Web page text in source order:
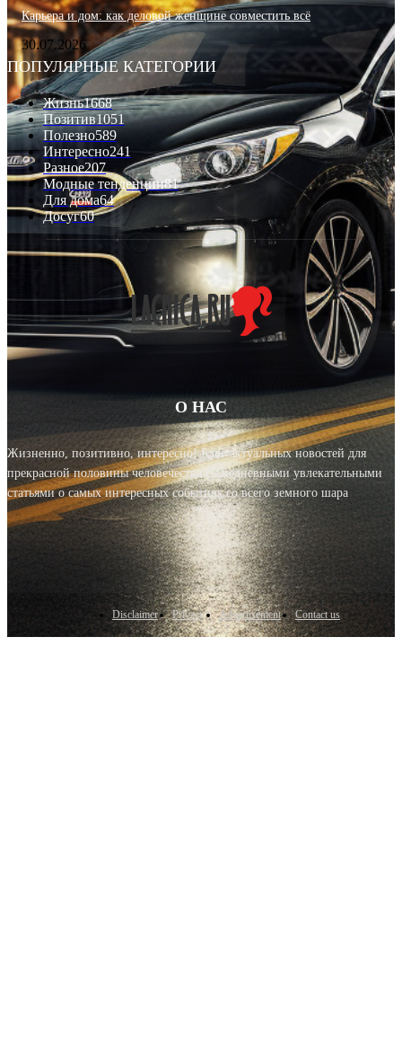
Карьера и дом: как деловой женщине совместить всё
30.07.2026
ПОПУЛЯРНЫЕ КАТЕГОРИИ
Жизнь1668
Позитив1051
Полезно589
Интересно241
Разное207
Модные тенденции81
Для дома64
Досуг60
О НАС
Жизненно, позитивно, интересно! Блог актуальных новостей для
прекрасной половины человечества с ежедневными увлекательными
статьями о самых интересных событиях со всего земного шара
Disclaimer Privacy Advertisement Contact us